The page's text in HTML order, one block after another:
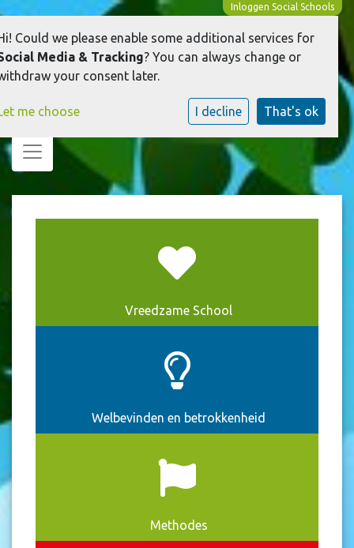
Inloggen Social Schools
Toggle navigation
Vreedzame School
Welbevinden en betrokkenheid
Methodes
Could we please enable some additional services for
Media & Tracking? You can always change or
your consent later.
me choose I decline That's ok